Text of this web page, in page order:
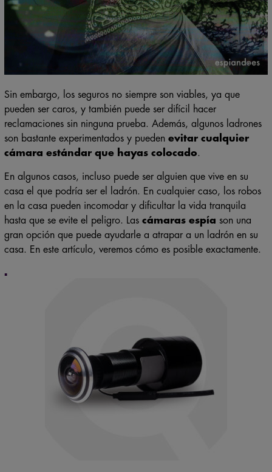
Sin embargo, los seguros no siempre son viables, ya que
pueden ser caros, y también puede ser difícil hacer
reclamaciones sin ninguna prueba. Además, algunos ladrones
son bastante experimentados y pueden
evitar cualquier
cámara estándar que hayas colocado
En algunos casos, incluso puede ser alguien que vive en su
casa el que podría ser el ladrón. En cualquier caso, los robos
en la casa pueden incomodar y dificultar la vida tranquila
hasta que se evite el peligro. Las
cámaras espía
son una
gran opción que puede ayudarle a atrapar a un ladrón en su
casa. En este artículo, veremos cómo es posible exactamente.